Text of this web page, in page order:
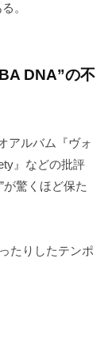
。
DNA”の不
アルバム『ヴォ
』などの批評
が驚くほど保た
たりしたテンポ